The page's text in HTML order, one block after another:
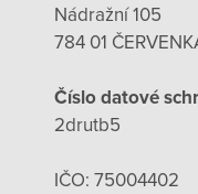
Nádražní 105
784 01
Číslo datové
2drutb5
IČO: 75004402